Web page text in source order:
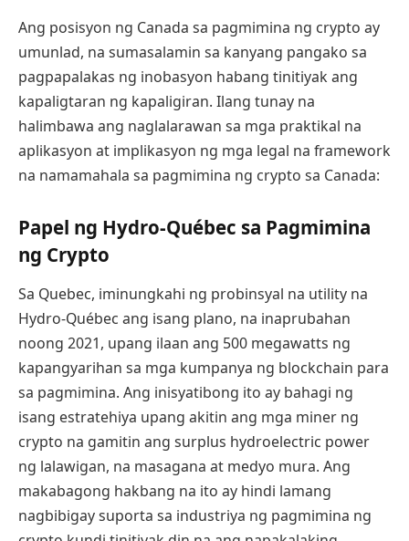
Ang posisyon ng Canada sa pagmimina ng crypto ay
umunlad, na sumasalamin sa kanyang pangako sa
pagpapalakas ng inobasyon habang tinitiyak ang
kapaligtaran ng kapaligiran. Ilang tunay na
halimbawa ang naglalarawan sa mga praktikal na
aplikasyon at implikasyon ng mga legal na framework
na namamahala sa pagmimina ng crypto sa Canada:
Papel ng Hydro-Québec sa Pagmimina
ng Crypto
Sa Quebec, iminungkahi ng probinsyal na utility na
Hydro-Québec ang isang plano, na inaprubahan
noong 2021, upang ilaan ang 500 megawatts ng
kapangyarihan sa mga kumpanya ng blockchain para
sa pagmimina. Ang inisyatibong ito ay bahagi ng
isang estratehiya upang akitin ang mga miner ng
crypto na gamitin ang surplus hydroelectric power
ng lalawigan, na masagana at medyo mura. Ang
makabagong hakbang na ito ay hindi lamang
nagbibigay suporta sa industriya ng pagmimina ng